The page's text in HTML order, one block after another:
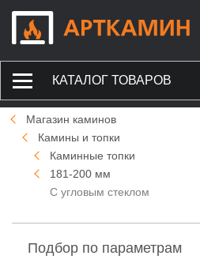
КАТАЛОГ ТОВАРОВ
Магазин каминов
Камины и топки
Каминные топки
181-200 мм
С угловым стеклом
Подбор по параметрам